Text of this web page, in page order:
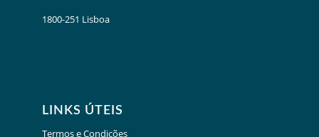
1800-251 Lisboa
LINKS ÚTEIS
Termos e Condições